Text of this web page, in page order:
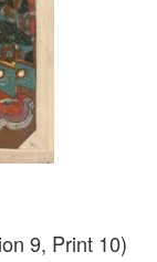
9, Print 10)